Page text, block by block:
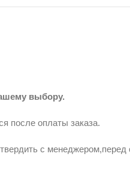
выбору.
после оплаты заказа.
с менеджером,перед